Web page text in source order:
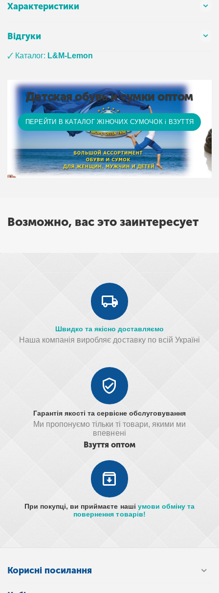
Характеристики
Відгуки
🗸 Каталог: L&M-Lemon
Детская обувь и сумки оптом
ПЕРЕЙТИ В КАТАЛОГ ЖІНОЧИХ СУМОЧОК і ВЗУТТЯ
Возможно, вас это заинтересует
Швидко та якісно доставляємо
Наша компанія виробляє доставку по всій Україні
Гарантія якості та сервісне обслуговування
Ми пропонуємо тільки ті товари, якими ми
впевнені
Взуття оптом
При покупці, ви приймаєте наші умови обміну та
повернення товарів!
Корисні посилання